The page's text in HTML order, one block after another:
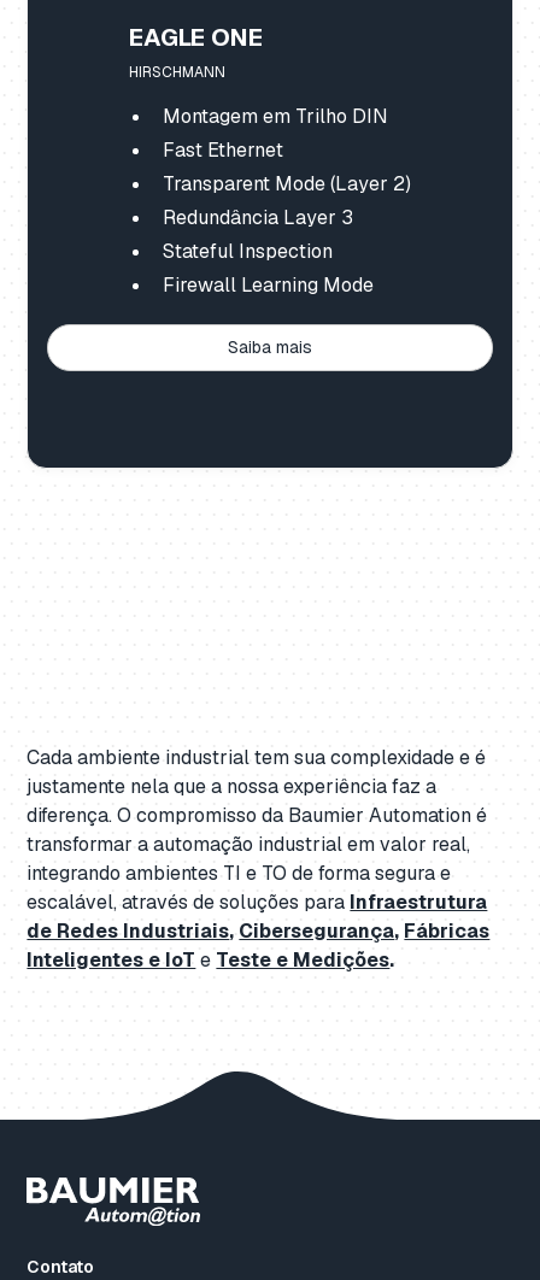
EAGLE ONE
HIRSCHMANN
Montagem em Trilho DIN
Fast Ethernet
Transparent Mode (Layer 2)
Redundância Layer 3
Stateful Inspection
Firewall Learning Mode
Saiba mais
Cada ambiente industrial tem sua complexidade e é
justamente nela que a nossa experiência faz a
diferença. O compromisso da Baumier Automation é
transformar a automação industrial em valor real,
integrando ambientes TI e TO de forma segura e
escalável, através de soluções para Infraestrutura
de Redes Industriais, Cibersegurança, Fábricas
Inteligentes e IoT e Teste e Medições.
Contato